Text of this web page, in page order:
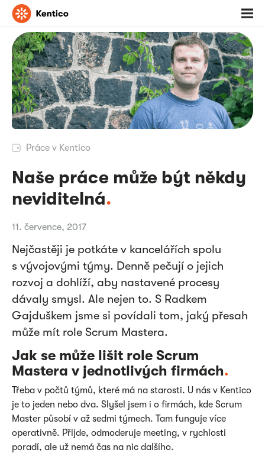
Jděte
na
domovskou
stránku
menu
Práce v Kentico
Naše práce může být někdy
neviditelná.
11. července, 2017
Nejčastěji je potkáte v kancelářích spolu
s vývojovými týmy. Denně pečují o jejich
rozvoj a dohlíží, aby nastavené procesy
dávaly smysl. Ale nejen to. S Radkem
Gajduškem jsme si povídali tom, jaký přesah
může mít role Scrum Mastera.
Jak se může lišit role Scrum
Mastera v jednotlivých firmách.
Třeba v počtů týmů, které má na starosti. U nás v Kentico
je to jeden nebo dva. Slyšel jsem i o firmách, kde Scrum
Master působí v až sedmi týmech. Tam funguje více
operativně. Přijde, odmoderuje meeting, v rychlosti
poradí, ale už nemá čas na nic dalšího.